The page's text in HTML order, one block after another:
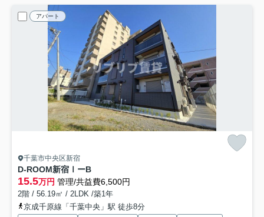
アパート
千葉市中央区新宿
D-ROOM新宿ⅠーB
15.5万円 管理/共益費6,500円
2階 / 56.19㎡ / 2LDK /築1年
京成千原線「千葉中央」駅 徒歩8分